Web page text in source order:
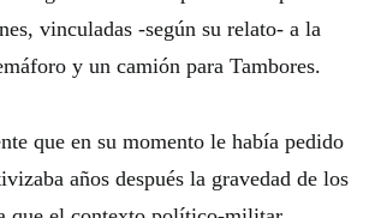
vinculadas -según su relato- a la
y un camión para Tambores.
que en su momento le había pedido
años después la gravedad de los